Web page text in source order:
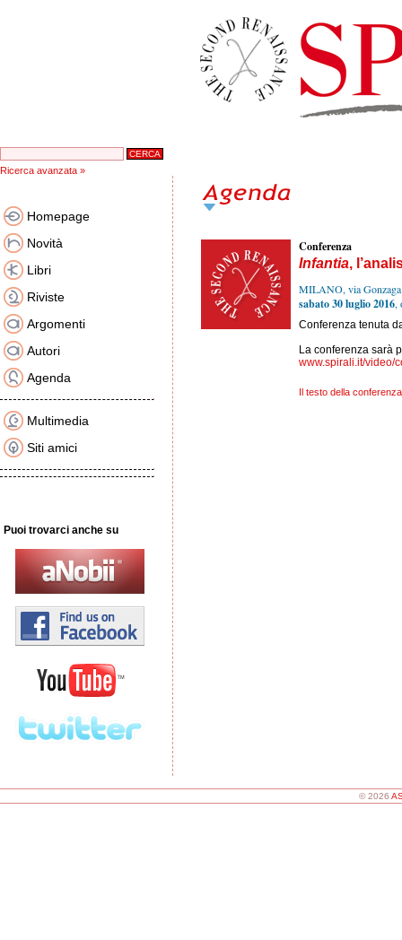
Ricerca avanzata »
Homepage
Novità
Libri
Riviste
Argomenti
Autori
Agenda
Multimedia
Siti amici
Puoi trovarci anche su
Conferenza
Infantia,
MILANO, via
sabato 30 luglio 2016,
Conferenza tenuta
La conferenza sarà
www.spirali.it/video/
Il testo della conferenza
© 2026